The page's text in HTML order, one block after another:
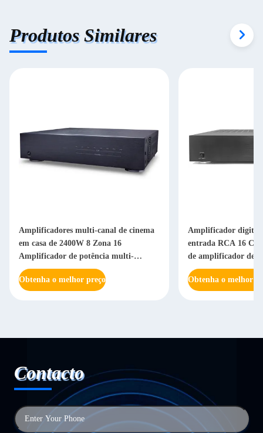
Produtos Similares
Amplificadores multi-canal de cinema
em casa de 2400W 8 Zona 16
Amplificador de potência multi-
camara de canal
Obtenha o melhor preço
Amplificador digital
entrada RCA 16
de amplificador de
Obtenha o melhor
Contacto